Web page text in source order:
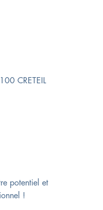
CRETEIL
potentiel et
!